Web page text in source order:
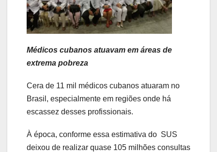
Médicos cubanos atuavam em áreas de
extrema pobreza
Cera de 11 mil médicos cubanos atuaram no
Brasil, especialmente em regiões onde há
escassez desses profissionais.
À época, conforme essa estimativa do SUS
deixou de realizar quase 105 milhões consultas